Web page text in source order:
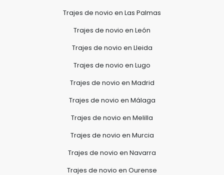
Trajes de novio en Las Palmas
Trajes de novio en León
Trajes de novio en Lleida
Trajes de novio en Lugo
Trajes de novio en Madrid
Trajes de novio en Málaga
Trajes de novio en Melilla
Trajes de novio en Murcia
Trajes de novio en Navarra
Trajes de novio en Ourense